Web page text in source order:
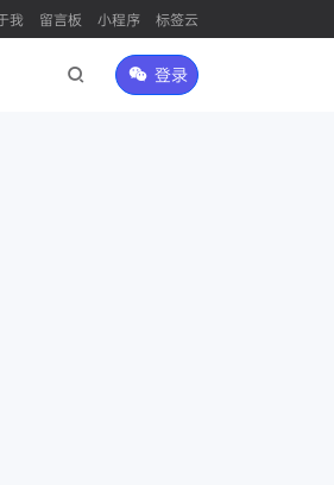
我 留言板 小程序 标签云
登录